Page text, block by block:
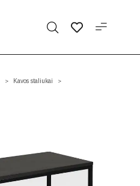
> Kavos staliukai >